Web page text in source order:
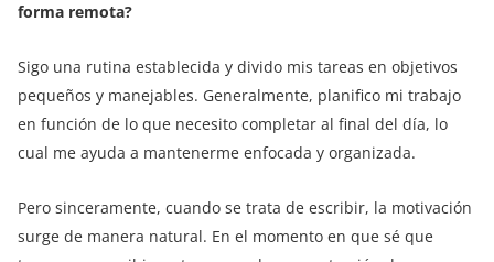
forma remota?
Sigo una rutina establecida y divido mis tareas en objetivos
pequeños y manejables. Generalmente, planifico mi trabajo
en función de lo que necesito completar al final del día, lo
cual me ayuda a mantenerme enfocada y organizada.
Pero sinceramente, cuando se trata de escribir, la motivación
surge de manera natural. En el momento en que sé que